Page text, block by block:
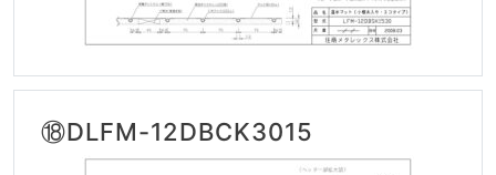
⑱DLFM-12DBCK3015